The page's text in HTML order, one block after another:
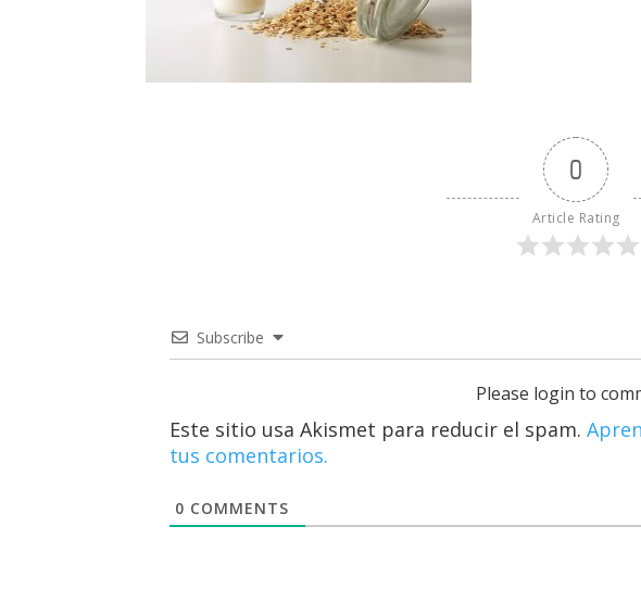
0
Article Rating
Subscribe
Please login to
Este sitio usa Akismet para reducir el spam.
tus comentarios.
0 COMMENTS